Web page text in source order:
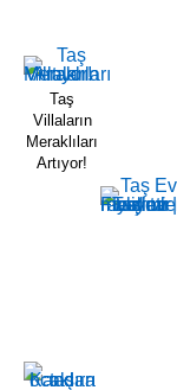
Taş
Villaların
Meraklıları
Artıyor!